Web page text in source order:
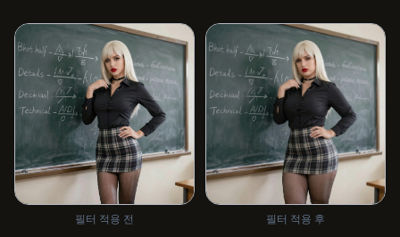
필터 적용 전 필터 적용 후